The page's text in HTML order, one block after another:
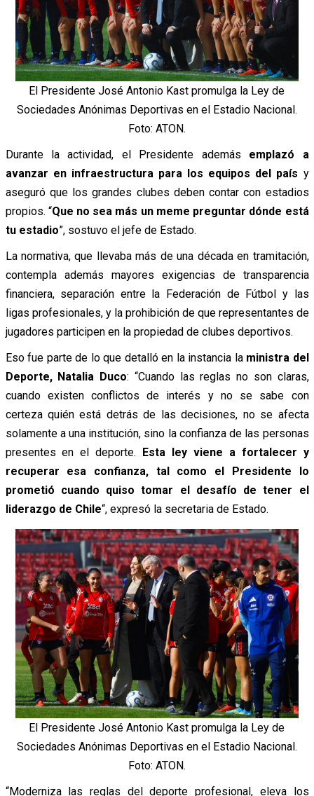
El Presidente José Antonio Kast promulga la Ley de
Sociedades Anónimas Deportivas en el Estadio Nacional.
Foto: ATON.
Durante la actividad, el Presidente además emplazó a
avanzar en infraestructura para los equipos del país y
aseguró que los grandes clubes deben contar con estadios
propios. “Que no sea más un meme preguntar dónde está
tu estadio”, sostuvo el jefe de Estado.
La normativa, que llevaba más de una década en tramitación,
contempla además mayores exigencias de transparencia
financiera, separación entre la Federación de Fútbol y las
ligas profesionales, y la prohibición de que representantes de
jugadores participen en la propiedad de clubes deportivos.
Eso fue parte de lo que detalló en la instancia la ministra del
Deporte, Natalia Duco: “Cuando las reglas no son claras,
cuando existen conflictos de interés y no se sabe con
certeza quién está detrás de las decisiones, no se afecta
solamente a una institución, sino la confianza de las personas
presentes en el deporte.
Esta ley viene a fortalecer y
recuperar esa confianza, tal como el Presidente lo
prometió cuando quiso tomar el desafío de tener el
liderazgo de Chile“, expresó la secretaria de Estado.
El Presidente José Antonio Kast promulga la Ley de
Sociedades Anónimas Deportivas en el Estadio Nacional.
Foto: ATON.
“Moderniza las reglas del deporte profesional, eleva los